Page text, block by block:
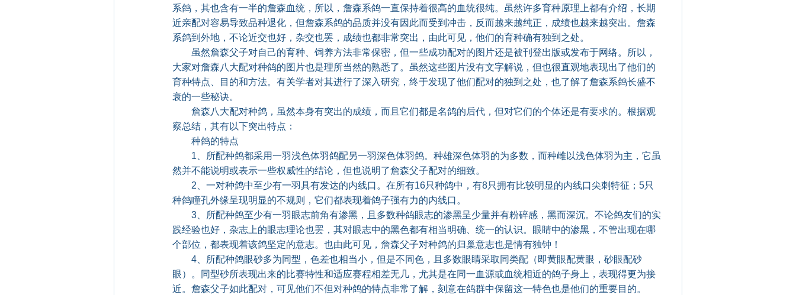
系鸽，其也含有一半的詹森血统，所以，詹森系鸽一直保持着很高的血统很纯。虽然许多育种原理上都有介绍，长期
近亲配对容易导致品种退化，但詹森系鸽的品质并没有因此而受到冲击，反而越来越纯正，成绩也越来越突出。詹森
系鸽到外地，不论近交也好，杂交也罢，成绩也都非常突出，由此可见，他们的育种确有独到之处。
虽然詹森父子对自己的育种、饲养方法非常保密，但一些成功配对的图片还是被刊登出版或发布于网络。所以，
大家对詹森八大配对种鸽的图片也是理所当然的熟悉了。虽然这些图片没有文字解说，但也很直观地表现出了他们的
育种特点、目的和方法。有关学者对其进行了深入研究，终于发现了他们配对的独到之处，也了解了詹森系鸽长盛不
衰的一些秘诀。
詹森八大配对种鸽，虽然本身有突出的成绩，而且它们都是名鸽的后代，但对它们的个体还是有要求的。根据观
察总结，其有以下突出特点：
种鸽的特点
1、所配种鸽都采用一羽浅色体羽鸽配另一羽深色体羽鸽。种雄深色体羽的为多数，而种雌以浅色体羽为主，它虽
然并不能说明或表示一些权威性的结论，但也说明了詹森父子配对的细致。
2、一对种鸽中至少有一羽具有发达的内线口。在所有16只种鸽中，有8只拥有比较明显的内线口尖刺特征；5只
种鸽瞳孔外缘呈现明显的不规则，它们都表现着鸽子强有力的内线口。
3、所配种鸽至少有一羽眼志前角有渗黑，且多数种鸽眼志的渗黑呈少量并有粉碎感，黑而深沉。不论鸽友们的实
践经验也好，杂志上的眼志理论也罢，其对眼志中的黑色都有相当明确、统一的认识。眼睛中的渗黑，不管出现在哪
个部位，都表现着该鸽坚定的意志。也由此可见，詹森父子对种鸽的归巢意志也是情有独钟！
4、所配种鸽眼砂多为同型，色差也相当小，但是不同色，且多数眼睛采取同类配（即黄眼配黄眼，砂眼配砂
眼）。同型砂所表现出来的比赛特性和适应赛程相差无几，尤其是在同一血源或血统相近的鸽子身上，表现得更为接
近。詹森父子如此配对，可见他们不但对种鸽的特点非常了解，刻意在鸽群中保留这一特色也是他们的重要目的。